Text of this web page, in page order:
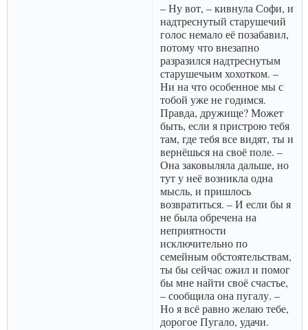
– Ну вот, – кивнула Софи, и
надтреснутый старушечий
голос немало её позабавил,
потому что внезапно
разразился надтреснутым
старушечьим хохотком. –
Ни на что особенное мы с
тобой уже не годимся.
Правда, дружище? Может
быть, если я пристрою тебя
там, где тебя все видят, ты и
вернёшься на своё поле. –
Она заковыляла дальше, но
тут у неё возникла одна
мысль, и пришлось
возвратиться. – И если бы я
не была обречена на
неприятности
исключительно по
семейным обстоятельствам,
ты бы сейчас ожил и помог
бы мне найти своё счастье,
– сообщила она пугалу. –
Но я всё равно желаю тебе,
дорогое Пугало, удачи.